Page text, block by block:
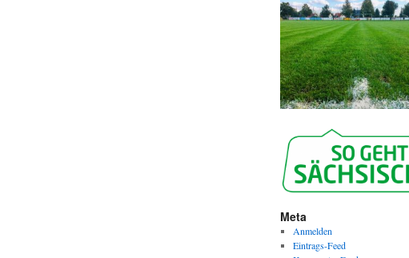
Meta
Anmelden
Eintrags-Feed